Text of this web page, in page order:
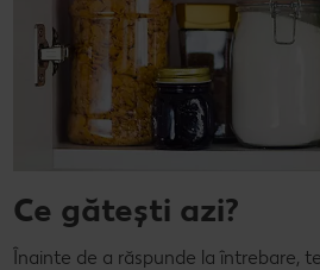
Ce gătești azi?
Înainte de a răspunde la întrebare,